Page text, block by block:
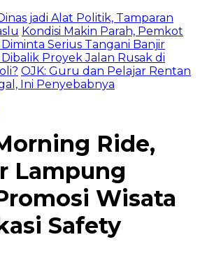
jadi Alat Politik, Tamparan
Kondisi Makin Parah, Pemkot
Serius Tangani Banjir
Proyek Jalan Rusak di
OJK: Guru dan Pelajar Rentan
Ini Penyebabnya
Ride,
Lampung
Wisata
Safety